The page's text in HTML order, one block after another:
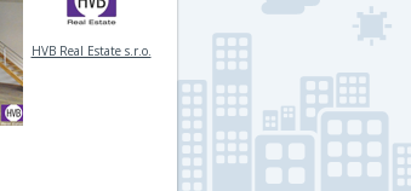
HVB Real Estate s.r.o.